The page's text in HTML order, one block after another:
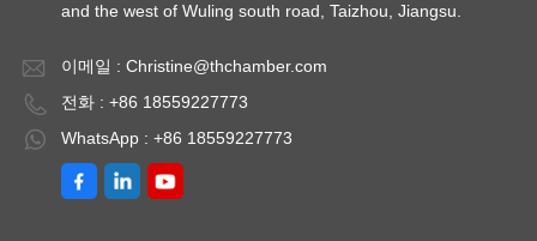
and the west of Wuling south road, Taizhou, Jiangsu.
이메일 : Christine@thchamber.com
전화 : +86 18559227773
WhatsApp : +86 18559227773